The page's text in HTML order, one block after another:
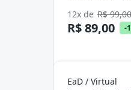
12x de R$ 99,00
R$ 89,00 -
EaD / Virtual